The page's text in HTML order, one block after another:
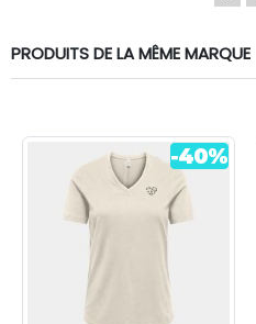
PRODUITS DE LA MÊME MARQUE